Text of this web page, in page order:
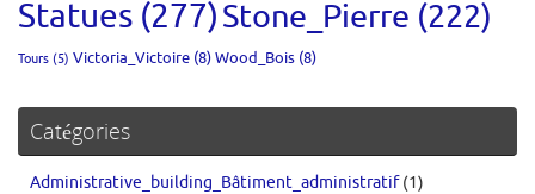
Statues (277)Stone_Pierre (222)
Tours (5) Victoria_Victoire (8)Wood_Bois (8)
Catégories
Administrative_building_Bâtiment_administratif(1)